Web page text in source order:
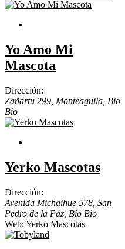
Yo Amo Mi
Mascota
Dirección:
Zañartu 299, Monteaguila Bio
Bio
Yerko Mascotas
Dirección:
Avenida Michaihue 578, San
Pedro de la Paz Bio Bio
Web: Yerko Mascotas